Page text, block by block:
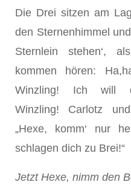
Die Drei sitzen am
den Sternenhimmel
Sternlein stehen‘,
kommen hören:
Winzling! Ich will
Winzling! Carlotz
„Hexe, komm‘ nur
schlagen dich zu Brei!“
Jetzt Hexe, nimm den